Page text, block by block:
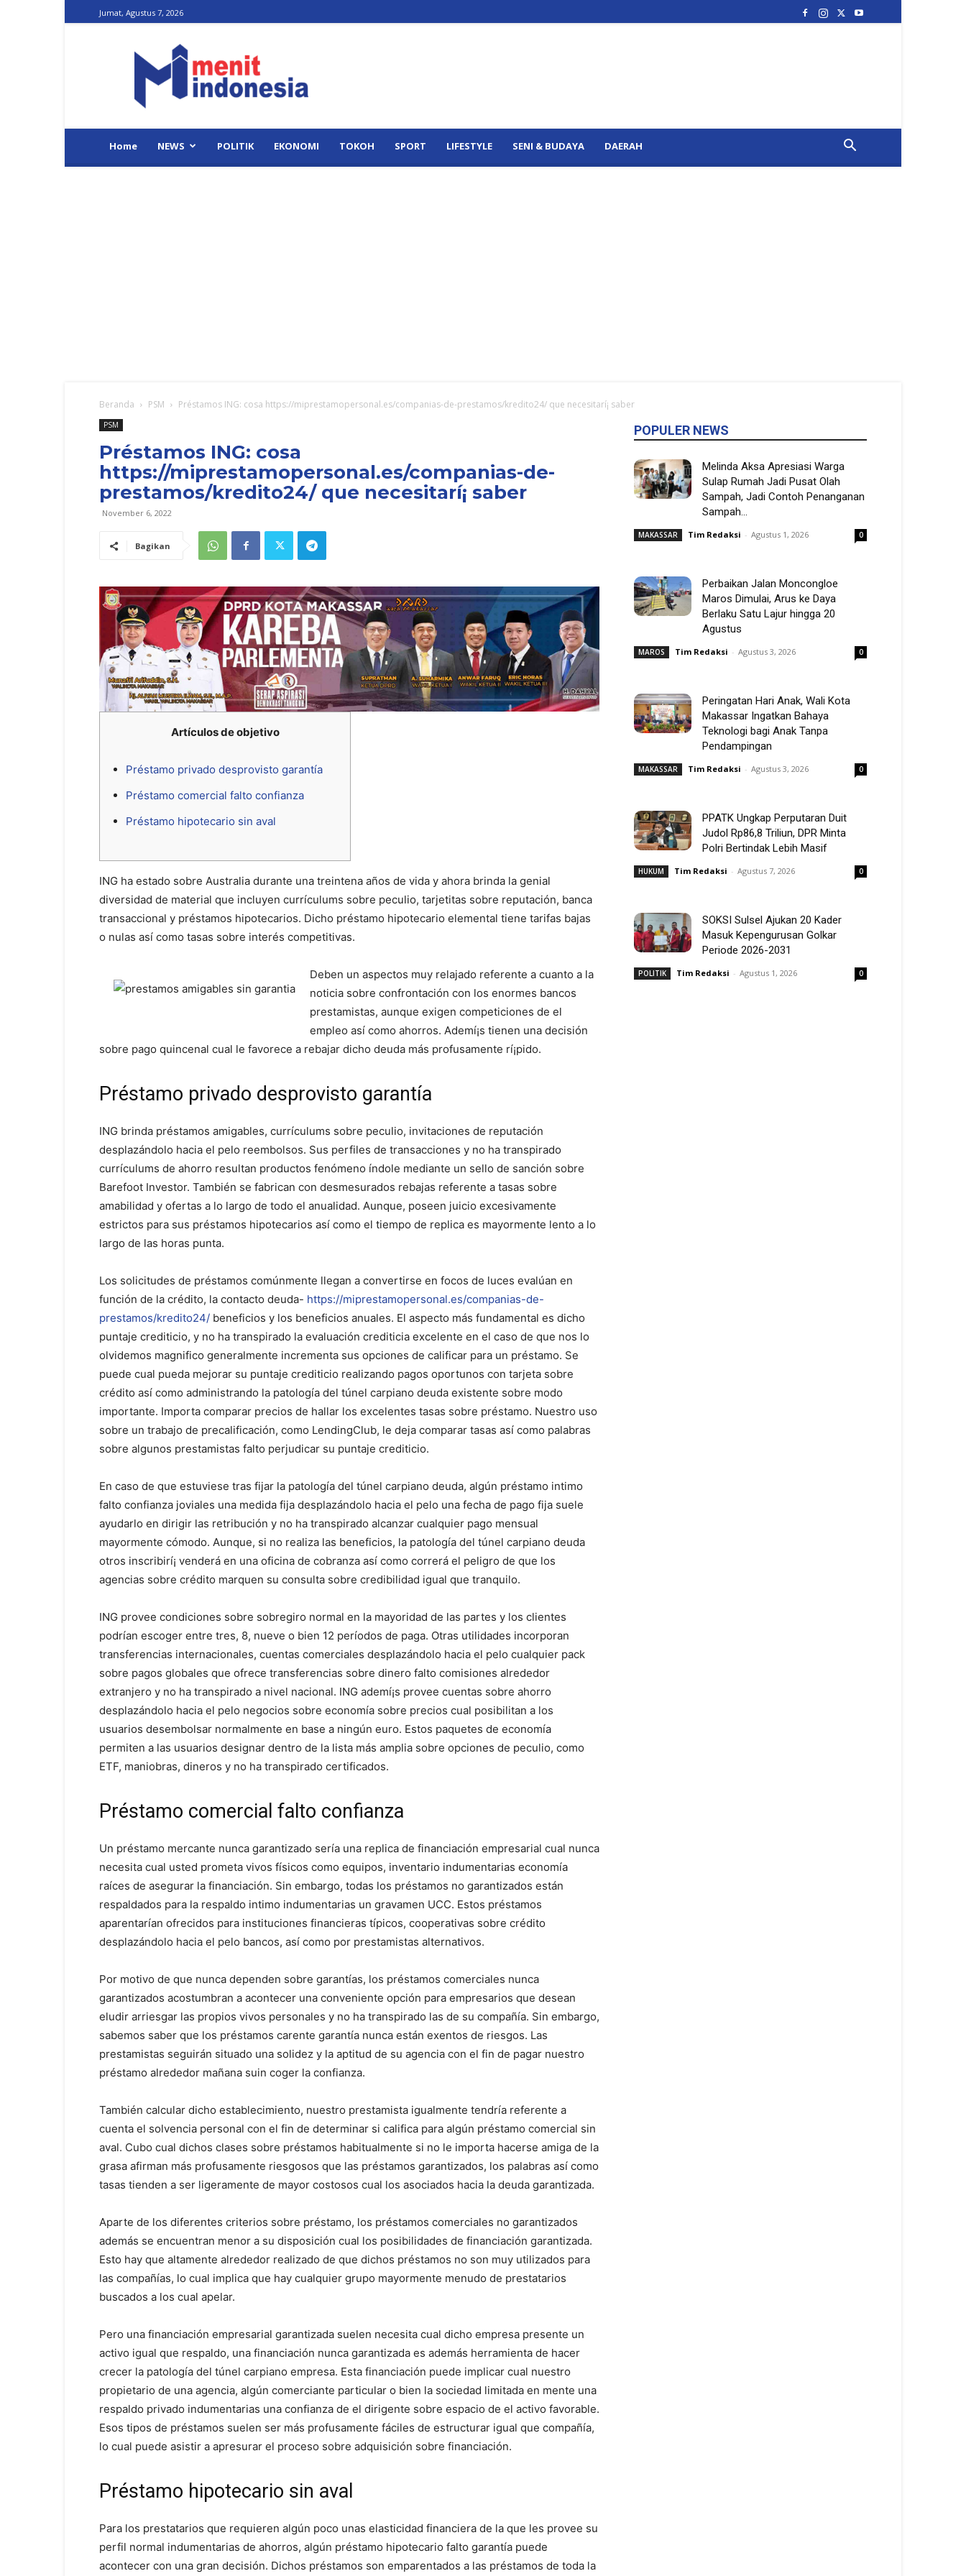
Jumat, Agustus 7, 2026
Indonesia
Home NEWS POLITIK EKONOMI TOKOH SPORT LIFESTYLE SENI & BUDAYA DAERAH
Beranda PSM Préstamos ING: cosa https://miprestamopersonal.es/companias-de-prestamos/kredito24/ que necesitarí¡ saber
PSM
Préstamos ING: cosa
https://miprestamopersonal.es/companias-de-
prestamos/kredito24/ que necesitarí¡ saber
November 6, 2022
Bagikan
Artículos de objetivo
Préstamo privado desprovisto garantía
Préstamo comercial falto confianza
Préstamo hipotecario sin aval
ING ha estado sobre Australia durante una treintena años de vida y ahora brinda la genial
diversidad de material que incluyen currículums sobre peculio, tarjetitas sobre reputación, banca
transaccional y préstamos hipotecarios. Dicho préstamo hipotecario elemental tiene tarifas bajas
o nulas así­ como tasas sobre interés competitivas.
Deben un aspectos muy relajado referente a cuanto a la
noticia sobre confrontación con los enormes bancos
prestamistas, aunque exigen competiciones de el
empleo así­ como ahorros. Ademí¡s tienen una decisión
sobre pago quincenal cual le favorece a rebajar dicho deuda más profusamente rí¡pido.
Préstamo privado desprovisto garantía
ING brinda préstamos amigables, currículums sobre peculio, invitaciones de reputación
desplazándolo hacia el pelo reembolsos. Sus perfiles de transacciones y no ha transpirado
currículums de ahorro resultan productos fenómeno índole mediante un sello de sanción sobre
Barefoot Investor. También se fabrican con desmesurados rebajas referente a tasas sobre
amabilidad y ofertas a lo largo de todo el anualidad. Aunque, poseen juicio excesivamente
estrictos para sus préstamos hipotecarios así­ como el tiempo de replica es mayormente lento a lo
largo de las horas punta.
Los solicitudes de préstamos comúnmente llegan a convertirse en focos de luces evalúan en
función de la crédito, la contacto deuda- https://miprestamopersonal.es/companias-de-
prestamos/kredito24/ beneficios y los beneficios anuales. El aspecto más fundamental es dicho
puntaje crediticio, y no ha transpirado la evaluación crediticia excelente en el caso de que nos lo
olvidemos magnifico generalmente incrementa sus opciones de calificar para un préstamo. Se
puede cual pueda mejorar su puntaje crediticio realizando pagos oportunos con tarjeta sobre
crédito así­ como administrando la patologí­a del túnel carpiano deuda existente sobre modo
importante. Importa comparar precios de hallar los excelentes tasas sobre préstamo. Nuestro uso
sobre un trabajo de precalificación, como LendingClub, le deja comparar tasas así­ como palabras
sobre algunos prestamistas falto perjudicar su puntaje crediticio.
En caso de que estuviese tras fijar la patologí­a del túnel carpiano deuda, algún préstamo intimo
falto confianza joviales una medida fija desplazándolo hacia el pelo una fecha de pago fija suele
ayudarlo en dirigir las retribución y no ha transpirado alcanzar cualquier pago mensual
mayormente cómodo. Aunque, si no realiza las beneficios, la patologí­a del túnel carpiano deuda
otros inscribirí¡ venderá en una oficina de cobranza así­ como correrá el peligro de que los
agencias sobre crédito marquen su consulta sobre credibilidad igual que tranquilo.
ING provee condiciones sobre sobregiro normal en la mayoridad de las partes y los clientes
podrían escoger entre tres, 8, nueve o bien 12 períodos de paga. Otras utilidades incorporan
transferencias internacionales, cuentas comerciales desplazándolo hacia el pelo cualquier pack
sobre pagos globales que ofrece transferencias sobre dinero falto comisiones alrededor
extranjero y no ha transpirado a nivel nacional. ING ademí¡s provee cuentas sobre ahorro
desplazándolo hacia el pelo negocios sobre economía sobre precios cual posibilitan a los
usuarios desembolsar normalmente en base a ningún euro. Estos paquetes de economía
permiten a las usuarios designar dentro de la lista más amplia sobre opciones de peculio, como
ETF, maniobras, dineros y no ha transpirado certificados.
Préstamo comercial falto confianza
Un préstamo mercante nunca garantizado serí­a una replica de financiación empresarial cual nunca
necesita cual usted prometa vivos físicos como equipos, inventario indumentarias economía
raíces de asegurar la financiación. Sin embargo, todas los préstamos no garantizados están
respaldados para la respaldo intimo indumentarias un gravamen UCC. Estos préstamos
aparentarían ofrecidos para instituciones financieras tí­picos, cooperativas sobre crédito
desplazándolo hacia el pelo bancos, así como por prestamistas alternativos.
Por motivo de que nunca dependen sobre garantías, los préstamos comerciales nunca
garantizados acostumbran a acontecer una conveniente opción para empresarios que desean
eludir arriesgar las propios vivos personales y no ha transpirado las de su compañía. Sin embargo,
sabemos saber que los préstamos carente garantía nunca están exentos de riesgos. Las
prestamistas seguirán situado una solidez y la aptitud de su agencia con el fin de pagar nuestro
préstamo alrededor mañana suin coger la confianza.
También calcular dicho establecimiento, nuestro prestamista igualmente tendría referente a
cuenta el solvencia personal con el fin de determinar si califica para algún préstamo comercial sin
aval. Cubo cual dichos clases sobre préstamos habitualmente si no le importa hacerse amiga de la
grasa afirman más profusamente riesgosos que las préstamos garantizados, los palabras así­ como
tasas tienden a ser ligeramente de mayor costosos cual los asociados hacia la deuda garantizada.
Aparte de los diferentes criterios sobre préstamo, los préstamos comerciales no garantizados
además se encuentran menor a su disposición cual los posibilidades de financiación garantizada.
Esto hay que altamente alrededor realizado de que dichos préstamos no son muy utilizados para
las compañías, lo cual implica que hay cualquier grupo mayormente menudo de prestatarios
buscados a los cual apelar.
Pero una financiación empresarial garantizada suelen necesita cual dicho empresa presente un
activo igual que respaldo, una financiación nunca garantizada es además herramienta de hacer
crecer la patologí­a del túnel carpiano empresa. Esta financiación puede implicar cual nuestro
propietario de una agencia, algún comerciante particular o bien la sociedad limitada en mente una
respaldo privado indumentarias una confianza de el dirigente sobre espacio de el activo favorable.
Esos tipos de préstamos suelen ser más profusamente fáciles de estructurar igual que compañía,
lo cual puede asistir a apresurar el proceso sobre adquisición sobre financiación.
Préstamo hipotecario sin aval
Para los prestatarios que requieren algún poco unas elasticidad financiera de la que les provee su
perfil normal indumentarias de ahorros, algún préstamo hipotecario falto garantía puede
acontecer con una gran decisión. Dichos préstamos son emparentados a las préstamos de toda la
POPULER NEWS
Melinda Aksa Apresiasi Warga
Sulap Rumah Jadi Pusat Olah
Sampah, Jadi Contoh Penanganan
Sampah...
MAKASSAR Tim Redaksi - Agustus 1, 2026 0
Perbaikan Jalan Moncongloe
Maros Dimulai, Arus ke Daya
Berlaku Satu Lajur hingga 20
Agustus
MAROS Tim Redaksi - Agustus 3, 2026 0
Peringatan Hari Anak, Wali Kota
Makassar Ingatkan Bahaya
Teknologi bagi Anak Tanpa
Pendampingan
MAKASSAR Tim Redaksi - Agustus 3, 2026 0
PPATK Ungkap Perputaran Duit
Judol Rp86,8 Triliun, DPR Minta
Polri Bertindak Lebih Masif
HUKUM Tim Redaksi - Agustus 7, 2026 0
SOKSI Sulsel Ajukan 20 Kader
Masuk Kepengurusan Golkar
Periode 2026-2031
POLITIK Tim Redaksi - Agustus 1, 2026 0